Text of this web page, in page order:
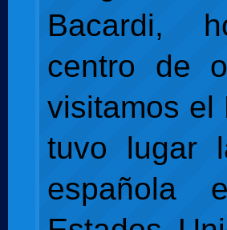
Bacardi,
centro de
visitamos el
tuvo lugar
española